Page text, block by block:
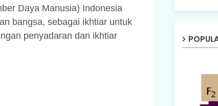
Daya Manusia) Indonesia
bangsa, sebagai ikhtiar untuk
penyadaran dan ikhtiar